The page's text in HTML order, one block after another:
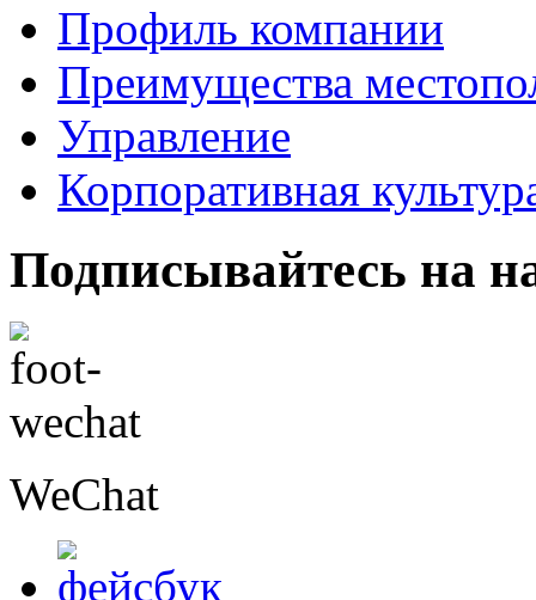
Профиль компании
Преимущества
Управление
Корпоративная
Подписывайтесь на
WeChat